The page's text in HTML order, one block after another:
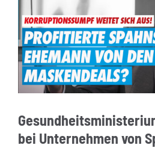
bei Unternehmen von